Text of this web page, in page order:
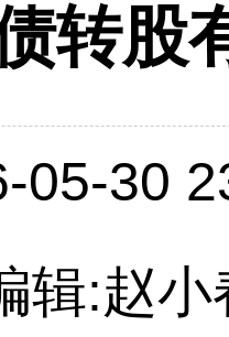
转股
05-30
辑:赵小